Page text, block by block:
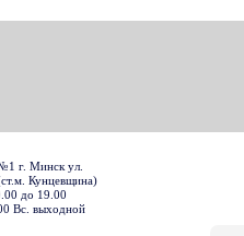
г. Минск ул.
Кунцевщина)
до 19.00
Вс. выходной